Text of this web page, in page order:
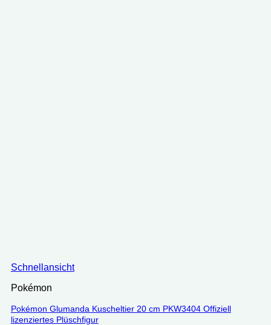
Schnellansicht
Pokémon
Pokémon Glumanda Kuscheltier 20 cm PKW3404 Offiziell
lizenziertes Plüschfigur